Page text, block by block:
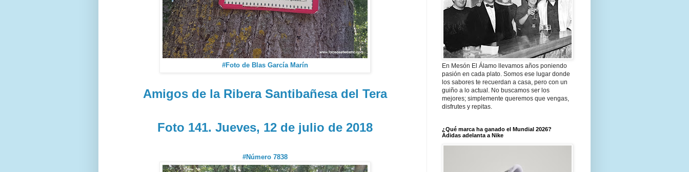
#Foto de Blas García Marín
Amigos de la Ribera Santibañesa del Tera
Foto 141. Jueves, 12 de julio de 2018
#Número 7838
En Mesón El Álamo llevamos años poniendo
pasión en cada plato. Somos ese lugar donde
los sabores te recuerdan a casa, pero con un
guiño a lo actual. No buscamos ser los
mejores; simplemente queremos que vengas,
disfrutes y repitas.
¿Qué marca ha ganado el Mundial 2026?
Adidas adelanta a Nike